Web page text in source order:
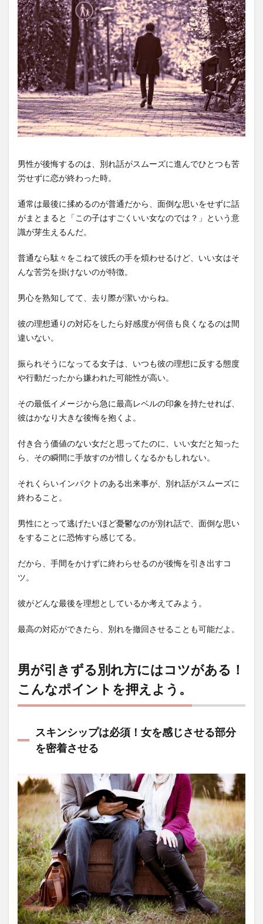
男性が後悔するのは、別れ話がスムーズに進んでひとつも苦
労せずに恋が終わった時。
通常は最後に揉めるのが普通だから、面倒な思いをせずに話
がまとまると「この子はすごくいい女なのでは？」という意
識が芽生えるんだ。
普通なら駄々をこねて彼氏の手を煩わせるけど、いい女はそ
んな苦労を掛けないのが特徴。
男心を熟知してて、去り際が潔いからね。
彼の理想通りの対応をしたら好感度が何倍も良くなるのは間
違いない。
振られそうになってる女子は、いつも彼の理想に反する態度
や行動だったから嫌われた可能性が高い。
その最低イメージから急に最高レベルの印象を持たせれば、
彼はかなり大きな後悔を抱くよ。
付き合う価値のない女だと思ってたのに、いい女だと知った
ら、その瞬間に手放すのが惜しくなるかもしれない。
それくらいインパクトのある出来事が、別れ話がスムーズに
終わること。
男性にとって逃げたいほど憂鬱なのが別れ話で、面倒な思い
をすることに恐怖すら感じてる。
だから、手間をかけずに終わらせるのが後悔を引き出すコ
ツ。
彼がどんな最後を理想としているか考えてみよう。
最高の対応ができたら、別れを撤回させることも可能だよ。
男が引きずる別れ方にはコツがある！
こんなポイントを押えよう。
スキンシップは必須！女を感じさせる部分
を密着させる